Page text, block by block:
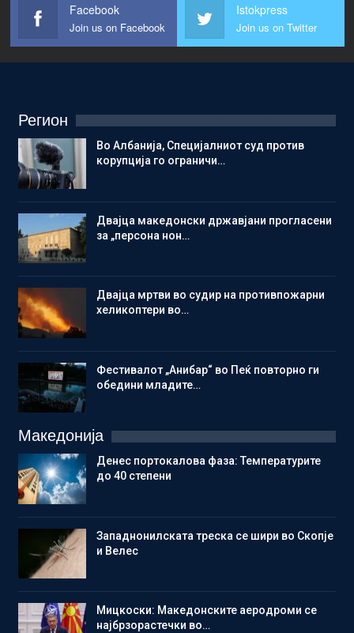
Facebook
Join us on Facebook
Istokpress
Join us on Twitter
Регион
Во Албанија, Специјалниот суд против
корупција го ограничи…
Двајца македонски државјани прогласени
за „персона нон…
Двајца мртви во судир на противпожарни
хеликоптери во…
Фестивалот „Анибар“ во Пеќ повторно ги
обедини младите…
Македонија
Денес портокалова фаза: Температурите
до 40 степени
Западнонилската треска се шири во Скопје
и Велес
Мицкоски: Македонските аеродроми се
најбрзорастечки во…